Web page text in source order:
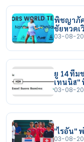
พิชญาภัค
ชัยหวดเ
03-08-
ยู 14 ทีม
เทนนิส"
03-08-
"ไรอัน"
03-08-